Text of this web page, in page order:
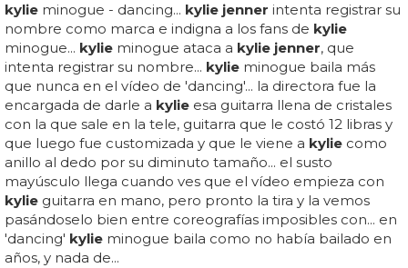
kylie minogue - dancing... kylie jenner intenta registrar su
nombre como marca e indigna a los fans de kylie
minogue... kylie minogue ataca a kylie jenner, que
intenta registrar su nombre... kylie minogue baila más
que nunca en el vídeo de 'dancing'... la directora fue la
encargada de darle a kylie esa guitarra llena de cristales
con la que sale en la tele, guitarra que le costó 12 libras y
que luego fue customizada y que le viene a kylie como
anillo al dedo por su diminuto tamaño... el susto
mayúsculo llega cuando ves que el vídeo empieza con
kylie guitarra en mano, pero pronto la tira y la vemos
pasándoselo bien entre coreografías imposibles con... en
'dancing' kylie minogue baila como no había bailado en
años, y nada de...